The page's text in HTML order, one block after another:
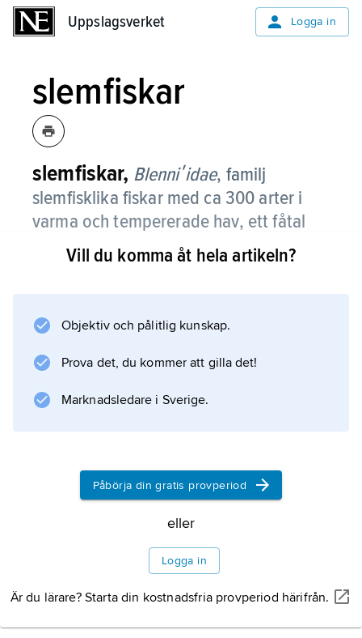
Uppslagsverket Logga in
slemfiskar
slemfiskar, Blenniʹidae, familj
slemfisklika fiskar med ca 300 arter i
varma och tempererade hav, ett fåtal
arter, bl.a. flodslemfisk, i sötvatten.
ofta hudtofsar. De flesta skrapar i sig alger
smådjur, och arten falsk putsarfisk (
Aspidoʹntus taeniaʹtus
) liknar putsarfiskar men biter i stället stycken
Information om artikeln
Vill du komma åt hela artikeln?
Objektiv och pålitlig kunskap.
Prova det, du kommer att gilla det!
Marknadsledare i Sverige.
Påbörja din gratis provperiod
eller
Logga in
Är du lärare? Starta din kostnadsfria provperiod härifrån.